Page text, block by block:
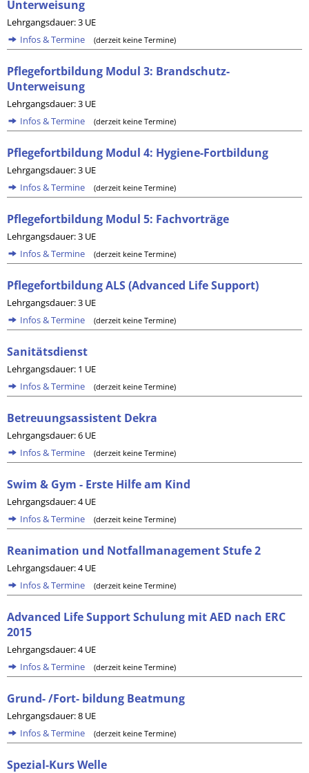
Unterweisung
Lehrgangsdauer: 3 UE
Infos & Termine
(derzeit keine Termine)
Pflegefortbildung Modul 3: Brandschutz-
Unterweisung
Lehrgangsdauer: 3 UE
Infos & Termine
(derzeit keine Termine)
Pflegefortbildung Modul 4: Hygiene-Fortbildung
Lehrgangsdauer: 3 UE
Infos & Termine
(derzeit keine Termine)
Pflegefortbildung Modul 5: Fachvorträge
Lehrgangsdauer: 3 UE
Infos & Termine
(derzeit keine Termine)
Pflegefortbildung ALS (Advanced Life Support)
Lehrgangsdauer: 3 UE
Infos & Termine
(derzeit keine Termine)
Sanitätsdienst
Lehrgangsdauer: 1 UE
Infos & Termine
(derzeit keine Termine)
Betreuungsassistent Dekra
Lehrgangsdauer: 6 UE
Infos & Termine
(derzeit keine Termine)
Swim & Gym - Erste Hilfe am Kind
Lehrgangsdauer: 4 UE
Infos & Termine
(derzeit keine Termine)
Reanimation und Notfallmanagement Stufe 2
Lehrgangsdauer: 4 UE
Infos & Termine
(derzeit keine Termine)
Advanced Life Support Schulung mit AED nach ERC
2015
Lehrgangsdauer: 4 UE
Infos & Termine
(derzeit keine Termine)
Grund- /Fort- bildung Beatmung
Lehrgangsdauer: 8 UE
Infos & Termine
(derzeit keine Termine)
Spezial-Kurs Welle